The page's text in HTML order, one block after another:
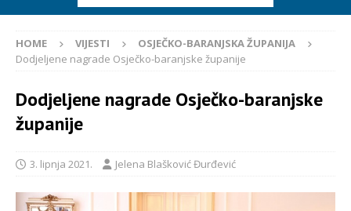
HOME VIJESTI
OSJEČKO-BARANJSKA ŽUPANIJA
Dodjeljene nagrade Osječko-baranjske županije
Dodjeljene nagrade Osječko-baranjske
županije
3. lipnja 2021. Jelena Blašković Đurđević